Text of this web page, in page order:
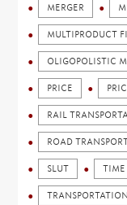
MERGER
MULTIPRODUCT
OLIGOPOLISTIC
PRICE
RAIL
ROAD
SLUT TIME
TRANSPORTATION